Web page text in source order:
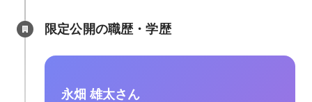
限定公開の職歴・学歴
永畑 雄太さん